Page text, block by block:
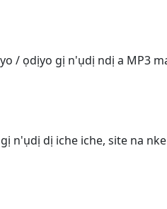
/ ọdịyo gị n'ụdị ndị a MP3
n'ụdị dị iche iche, site na